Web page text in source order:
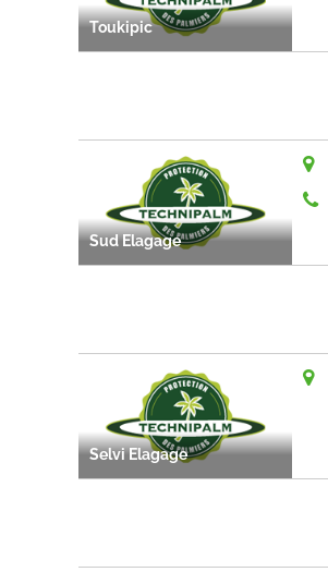
Toukipic
Sud Elagage
Selvi Elagage